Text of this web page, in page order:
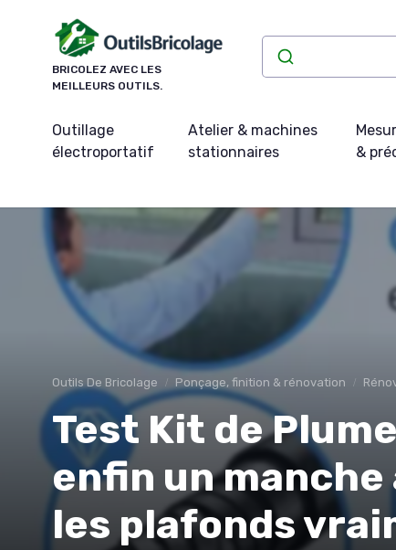
BRICOLEZ AVEC LES
MEILLEURS OUTILS.
Outillage
électroportatif
Atelier & machines
stationnaires
&
Outils De Bricolage Ponçage, finition & rénovation
Test Kit de
enfin un
les plafonds